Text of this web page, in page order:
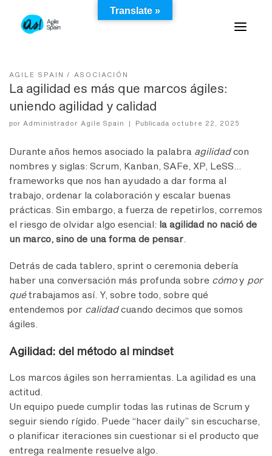
content
AGILE SPAIN ASOCIACIÓN
La agilidad es más que marcos ágiles:
uniendo agilidad y calidad
por Administrador Agile Spain Publicada octubre 22, 2025
Durante años hemos asociado la palabra agilidadcon
nombres y siglas: Scrum, Kanban, SAFe, XP, LeSS…
frameworks que nos han ayudado a dar forma al
trabajo, ordenar la colaboración y escalar buenas
prácticas. Sin embargo, a fuerza de repetirlos, corremos
el riesgo de olvidar algo esencial: la agilidad no nació de
un marco, sino de una forma de pensar
Detrás de cada tablero, sprint o ceremonia debería
haber una conversación más profunda sobre cómoy por
quétrabajamos así. Y, sobre todo, sobre qué
entendemos por calidadcuando decimos que somos
ágiles.
Agilidad: del método al mindset
Los marcos ágiles son herramientas. La agilidad es una
actitud.
Un equipo puede cumplir todas las rutinas de Scrum y
seguir siendo rígido. Puede “hacer daily” sin escucharse,
o planificar iteraciones sin cuestionar si el producto que
entrega realmente resuelve algo.
Translate »